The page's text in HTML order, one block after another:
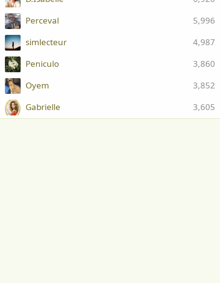
5,996
Perceval
4,987
simlecteur
3,860
Peniculo
3,852
Oyem
3,605
Gabrielle